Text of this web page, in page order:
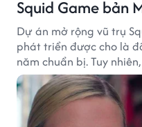
Squid Game bản
Dự án mở rộng vũ trụ
phát triển được cho là
năm chuẩn bị. Tuy
vẫn chưa đưa ra thông